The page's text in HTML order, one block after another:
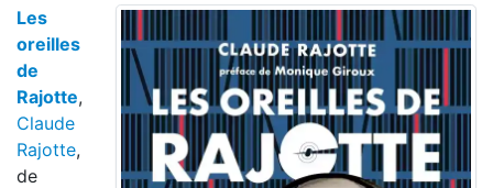
Les
oreilles
de
Rajotte,
Claude
Rajotte,
de